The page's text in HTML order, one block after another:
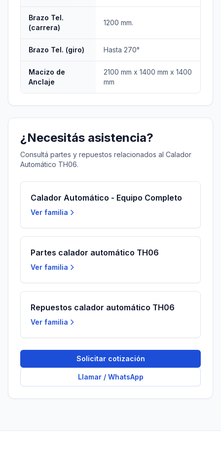
Brazo Tel.
(carrera)
1200 mm.
Brazo Tel. (giro) Hasta 270°
Macizo de
Anclaje
2100 mm x 1400 mm x 1400
mm
¿Necesitás asistencia?
Consultá partes y repuestos relacionados al Calador
Automático TH06.
Calador Automático - Equipo Completo
Ver familia
Partes calador automático TH06
Ver familia
Repuestos calador automático TH06
Ver familia
Solicitar cotización
Llamar / WhatsApp